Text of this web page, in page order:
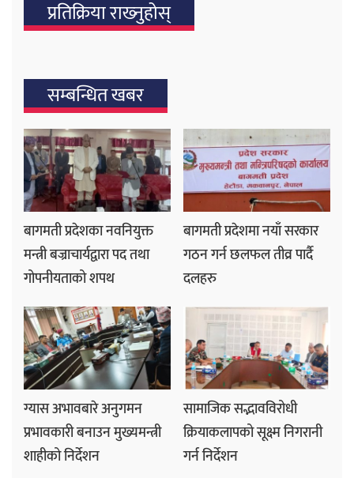
प्रतिक्रिया राख्‍नुहोस्
सम्बन्धित खबर
बागमती प्रदेशका नवनियुक्त
मन्त्री बज्राचार्यद्वारा पद तथा
गोपनीयताको शपथ
बागमती प्रदेशमा नयाँ सरकार
गठन गर्न छलफल तीव्र पार्दै
दलहरु
ग्यास अभावबारे अनुगमन
प्रभावकारी बनाउन मुख्यमन्त्री
शाहीको निर्देशन
सामाजिक सद्भावविरोधी
क्रियाकलापको सूक्ष्म निगरानी
गर्न निर्देशन